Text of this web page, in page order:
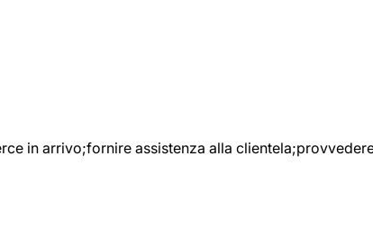
in arrivo;fornire assistenza alla